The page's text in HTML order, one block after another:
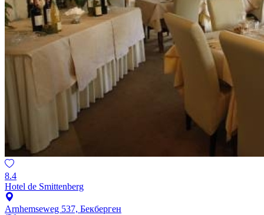
8.4
Hotel de Smittenberg
Arnhemseweg 537, Бекберген